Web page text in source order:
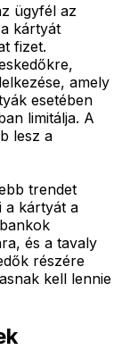
ügyfél az
kártyát
fizet.
amely
esetében
limitálja. A
lesz a
trendet
a kártyát a
és a tavaly
részére
kell lennie